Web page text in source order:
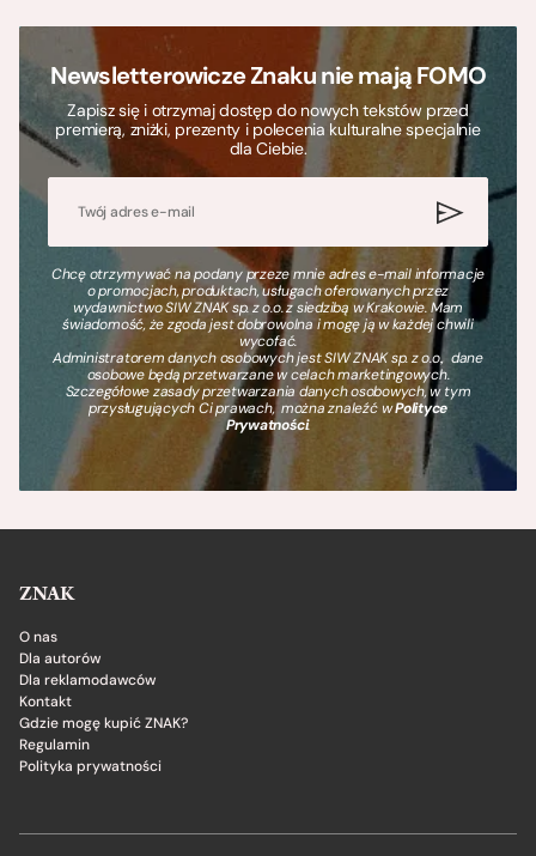
Newsletterowicze Znaku nie mają FOMO
Zapisz się i otrzymaj dostęp do nowych tekstów przed
premierą, zniżki, prezenty i polecenia kulturalne specjalnie
dla Ciebie.
Chcę otrzymywać na podany przeze mnie adres e-mail informacje
o promocjach, produktach, usługach oferowanych przez
wydawnictwo SIW ZNAK sp. z o.o. z siedzibą w Krakowie. Mam
świadomość, że zgoda jest dobrowolna i mogę ją w każdej chwili
wycofać.
Administratorem danych osobowych jest SIW ZNAK sp. z o.o., dane
osobowe będą przetwarzane w celach marketingowych.
Szczegółowe zasady przetwarzania danych osobowych, w tym
przysługujących Ci prawach, można znaleźć wPolityce
Prywatności.
ZNAK
O nas
Dla autorów
Dla reklamodawców
Kontakt
Gdzie mogę kupić ZNAK?
Regulamin
Polityka prywatności